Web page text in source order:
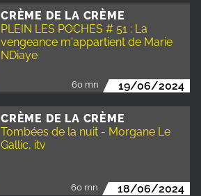
CRÈME DE LA CRÈME
PLEIN LES POCHES # 51 : La
vengeance m'appartient de Marie
NDiaye
60 mn 19/06/2024
CRÈME DE LA CRÈME
Tombées de la nuit - Morgane Le
Gallic, itv
60 mn 18/06/2024